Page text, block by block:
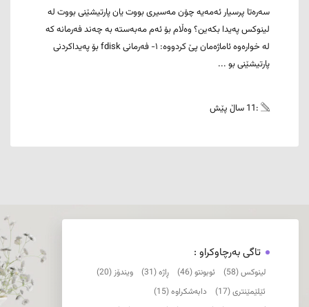
سەرەتا پرسیار ئەمەیە چۆن مەسیری بووت یان پارتیشێنی بووت لە
لینوکس پەیدا بکەین؟ وەڵام بۆ ئەم مەبەستە بە چەند فەرمانە کە
لە خوارەوە ئاماژەمان پێ کردووە: ١- فەرمانی fdisk بۆ پەیداکردنی
پارتیشێنی بو ...
:11 ساڵ پێش
تاگی بەرچاوکراو :
لینوکس (58) ئوبونتو (46) ڕاژە (31)
ویندۆز (20)
ئێلێمێنتری (17)
دابەشکراوە (15)